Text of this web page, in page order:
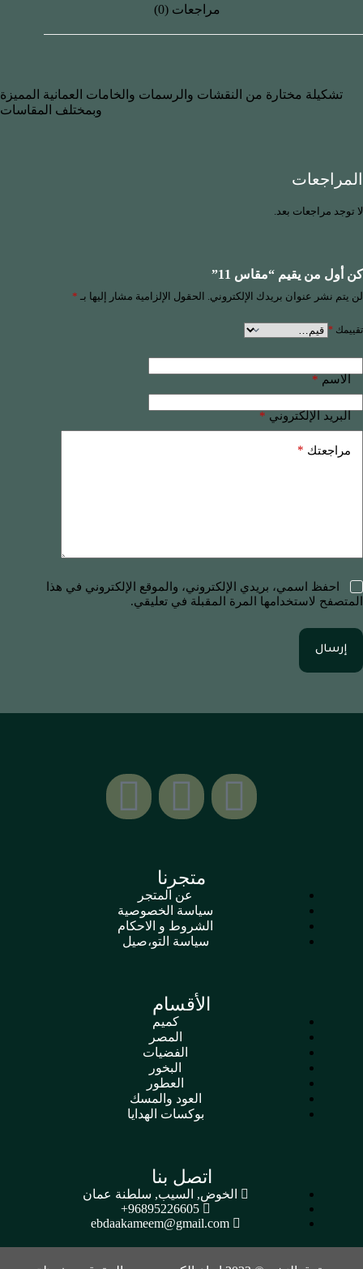
مراجعات (0)
تشكيلة مختارة من النقشات والرسمات والخامات العمانية المميزة
وبمختلف المقاسات
المراجعات
لا توجد مراجعات بعد.
كن أول من يقيم “مقاس 11”
لن يتم نشر عنوان بريدك الإلكتروني. الحقول الإلزامية مشار إليها بـ *
تقييمك *
الاسم *
البريد الإلكتروني *
مراجعتك *
احفظ اسمي، بريدي الإلكتروني، والموقع الإلكتروني في هذا
المتصفح لاستخدامها المرة المقبلة في تعليقي.
إرسال
متجرنا
عن المتجر
سياسة الخصوصية
الشروط و الاحكام
سياسة التو،صيل
الأقسام
كميم
المصر
الفضيات
البخور
العطور
العود والمسك
بوكسات الهدايا
اتصل بنا
الخوض, السيب, سلطنة عمان
96895226605+
ebdaakameem@gmail.com